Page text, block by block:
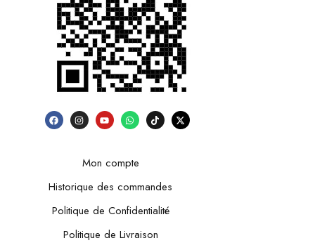
Mon compte
Historique des commandes
Politique de Confidentialité
Politique de Livraison